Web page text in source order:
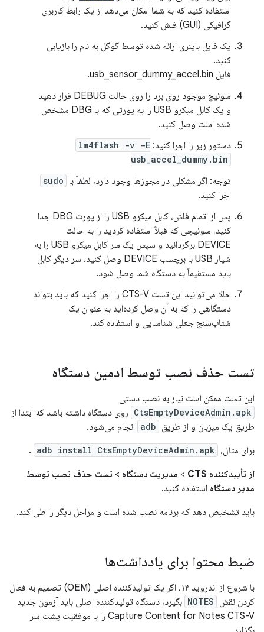
استفاده کنید که به شما امکان می‌دهد از یک رابط کاربری
گرافیکی (GUI) فلش کنید.
یک فایل باینری ارائه شده توسط گوگل به نام را بازیابی
کنید.
فایل usb_sensor_dummy_accel.bin.
سوئیچ موجود روی برد را روی حالت DEBUG قرار دهید
و یک کابل میکرو USB را به پورتی که با DBG مشخص
شده است وصل کنید.
دستور زیر را اجرا کنید: lm4flash -v -E
usb_accel_dummy.bin
توجه: اگر مشکلی در مجوزها وجود دارد، لطفاً با sudo
اجرا کنید.
پس از اتمام فلش، کابل میکرو USB را از پورت DBG جدا
کنید، سوئیچی که قبلاً استفاده کردید را به حالت
DEVICE برگردانید و سپس یک سر کابل میکرو USB را به
شیار USB با برچسب DEVICE وصل کنید. سر دیگر کابل
باید مستقیماً به دستگاه شما وصل شود.
حالا می‌توانید این تست CTS-V را اجرا کنید که باید بتواند
دستگاهی را که به آن وصل کرده‌اید به عنوان یک
شتاب‌سنج جعلی شناسایی و استفاده کند.
تست حذف نصب توسط ادمین دستگاه
این تست ممکن است نیاز به نصب دستی
CtsEmptyDeviceAdmin.apk روی دستگاه داشته باشد که ابتدا از
طریق یک میزبان و از طریق adb انجام می‌شود.
برای مثال، adb install CtsEmptyDeviceAdmin.apk
.
از تأییدکننده CTS
> مدیریت دستگاه > تست حذف نصب توسط
مدیر دستگاه استفاده کنید.
باید تشخیص دهد که برنامه نصب شده است و مراحل دیگر را طی کند.
ضبط محتوا برای یادداشت‌ها
با شروع از اندروید ۱۴، اگر یک تولیدکننده اصلی (OEM) تصمیم به فعال
کردن نقش NOTES بگیرد، دستگاه تولیدکننده اصلی باید آزمون جدید
Capture Content for Notes CTS-V را با موفقیت پشت سر